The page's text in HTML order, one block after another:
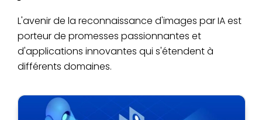
L'avenir de la reconnaissance d'images par IA est
porteur de promesses passionnantes et
d'applications innovantes qui s'étendent à
différents domaines.